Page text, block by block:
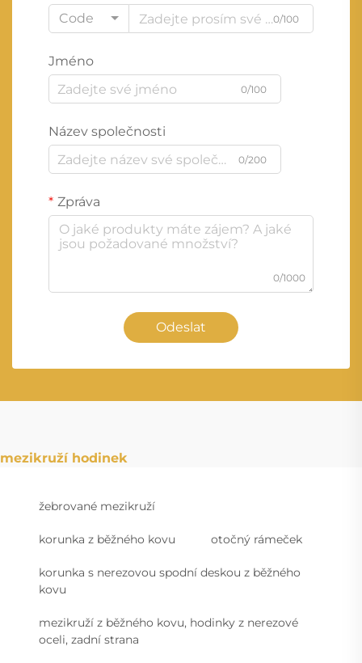
Code
0/100
Jméno
0/100
Název společnosti
0/200
Zpráva
0/1000
Odeslat
mezikruží hodinek
žebrované mezikruží
korunka z běžného kovu otočný rámeček
korunka s nerezovou spodní deskou z běžného
kovu
mezikruží z běžného kovu, hodinky z nerezové
oceli, zadní strana